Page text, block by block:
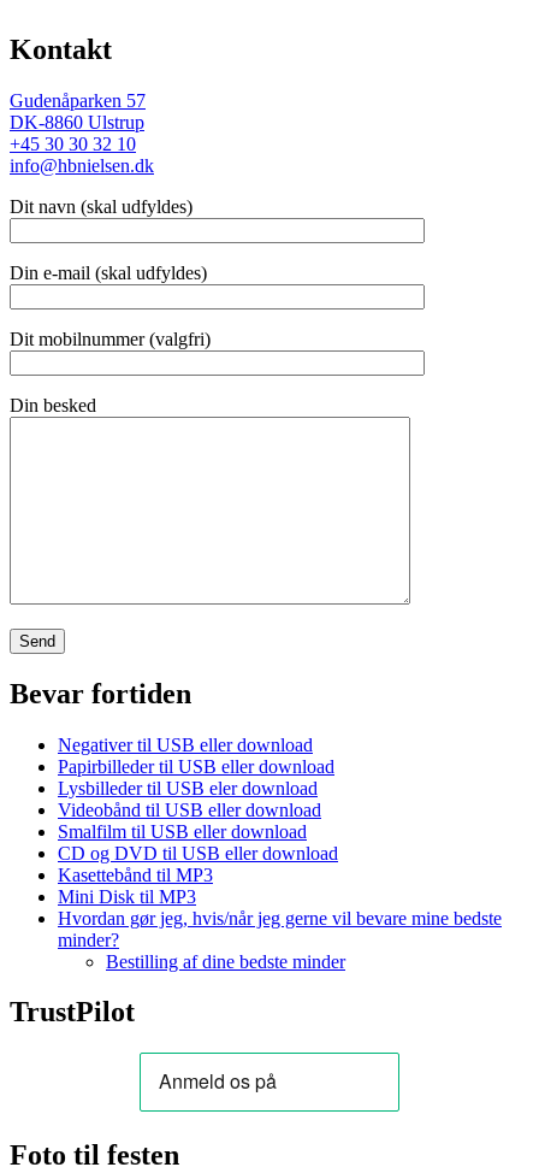
Kontakt
Gudenåparken 57
DK-8860 Ulstrup
+45 30 30 32 10
info@hbnielsen.dk
Dit navn (skal udfyldes)
Din e-mail (skal udfyldes)
Dit mobilnummer (valgfri)
Din besked
Bevar fortiden
Negativer til USB eller download
Papirbilleder til USB eller download
Lysbilleder til USB eler download
Videobånd til USB eller download
Smalfilm til USB eller download
CD og DVD til USB eller download
Kasettebånd til MP3
Mini Disk til MP3
Hvordan gør jeg, hvis/når jeg gerne vil bevare mine bedste
minder?
Bestilling af dine bedste minder
TrustPilot
Foto til festen